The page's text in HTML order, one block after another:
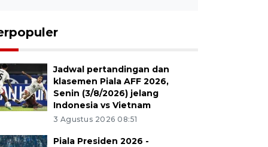
Jadwal pertandingan dan
klasemen Piala AFF 2026,
Senin (3/8/2026) jelang
Indonesia vs Vietnam
3 Agustus 2026 08:51
Piala Presiden 2026 -